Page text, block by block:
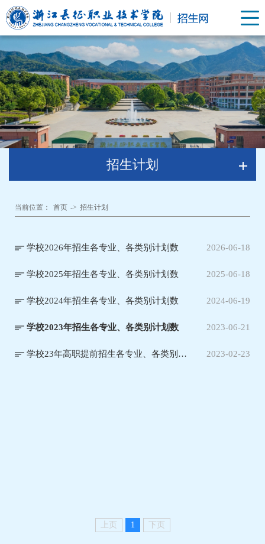
招生计划
当前位置： 首页 -> 招生计划
学校2026年招生各专业、各类别计划数 2026-06-18
学校2025年招生各专业、各类别计划数 2025-06-18
学校2024年招生各专业、各类别计划数 2024-06-19
学校2023年招生各专业、各类别计划数 2023-06-21
学校23年高职提前招生各专业、各类别计划数 2023-02-23
上页 1 下页